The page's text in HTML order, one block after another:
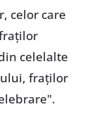
celor care
celelalte
fraților